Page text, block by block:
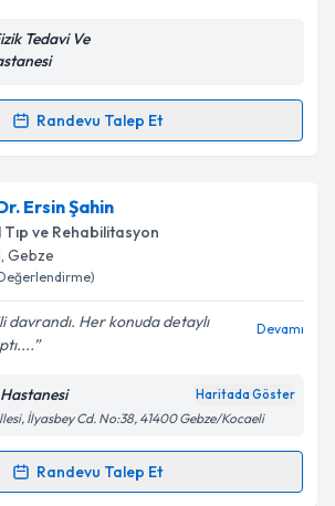
işlenmesine ilişkin
işlenmesini kabul ediyorum.
Tedavi Ve
Randevu Talep Et
Talebi
Yağmur Göz
Size bu uzmandan randevu almanız
hazırlandığında e-posta ile
işlenmesine ilişkinAydınlatma
okudum ve kişisel verilerimin belirtilen
işlenmesini kabul ediyorum.
Ersin Şahin
Tıp ve Rehabilitasyon
, Gebze
davrandı. Her konuda detaylı
Devamı
Hastanesi Haritada Göster
İlyasbey Cd. No:38, 41400 Gebze/Kocaeli
Randevu Talep Et
Talebi